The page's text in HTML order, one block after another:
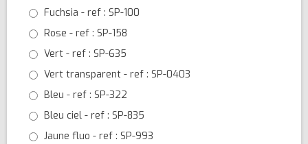
Fuchsia - ref : SP-100
Rose - ref : SP-158
Vert - ref : SP-635
Vert transparent - ref : SP-0403
Bleu - ref : SP-322
Bleu ciel - ref : SP-835
Jaune fluo - ref : SP-993